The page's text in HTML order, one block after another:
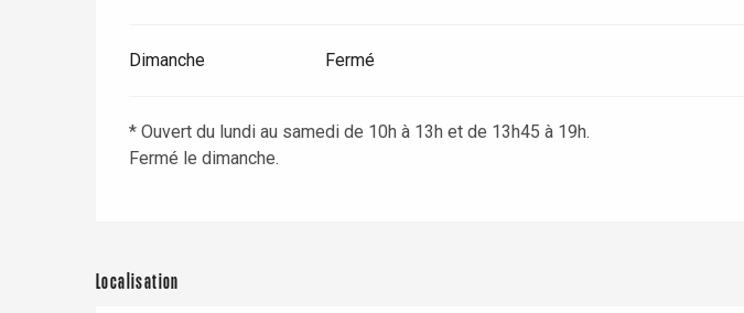
Dimanche Fermé
* Ouvert du lundi au samedi de 10h à 13h et de 13h45 à 19h.
Fermé le dimanche.
Localisation